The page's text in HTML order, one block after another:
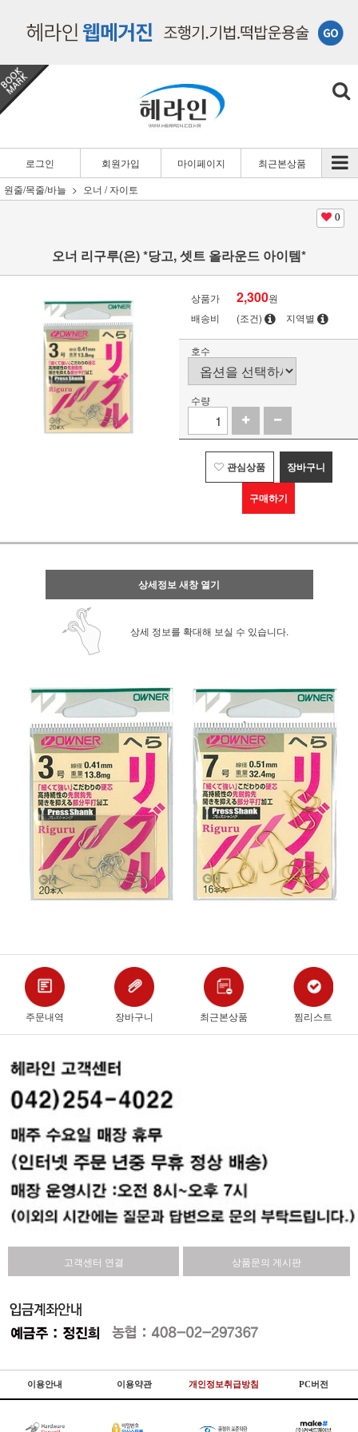
로그인 회원가입 마이페이지
최근본상품
원줄/목줄/바늘
오너 / 자이토
0
오너 리구루(은) *당고, 셋트 올라운드 아이템*
상품가 2,300원
배송비
(조건) 지역별
호수
수량
관심상품 장바구니
구매하기
상세정보 새창 열기
상세 정보를 확대해 보실 수 있습니다.
주문내역 장바구니 최근본상품 찜리스트
고객센터 연결 상품문의 게시판
이용안내 이용약관 개인정보취급방침 PC버전